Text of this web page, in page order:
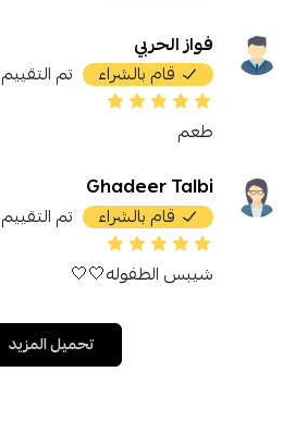
فواز الحربي
قام بالشراء
تم التقييم
طعم
Ghadeer Talbi
قام بالشراء
تم التقييم
شيبس الطفوله🤍🤍
تحميل المزيد